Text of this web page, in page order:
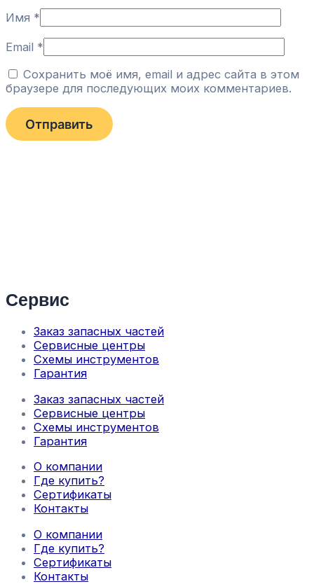
Имя *
Email *
Сохранить моё имя, email и адрес сайта в этом
браузере для последующих моих комментариев.
Сервис
Заказ запасных частей
Сервисные центры
Схемы инструментов
Гарантия
Заказ запасных частей
Сервисные центры
Схемы инструментов
Гарантия
О компании
Где купить?
Сертификаты
Контакты
О компании
Где купить?
Сертификаты
Контакты